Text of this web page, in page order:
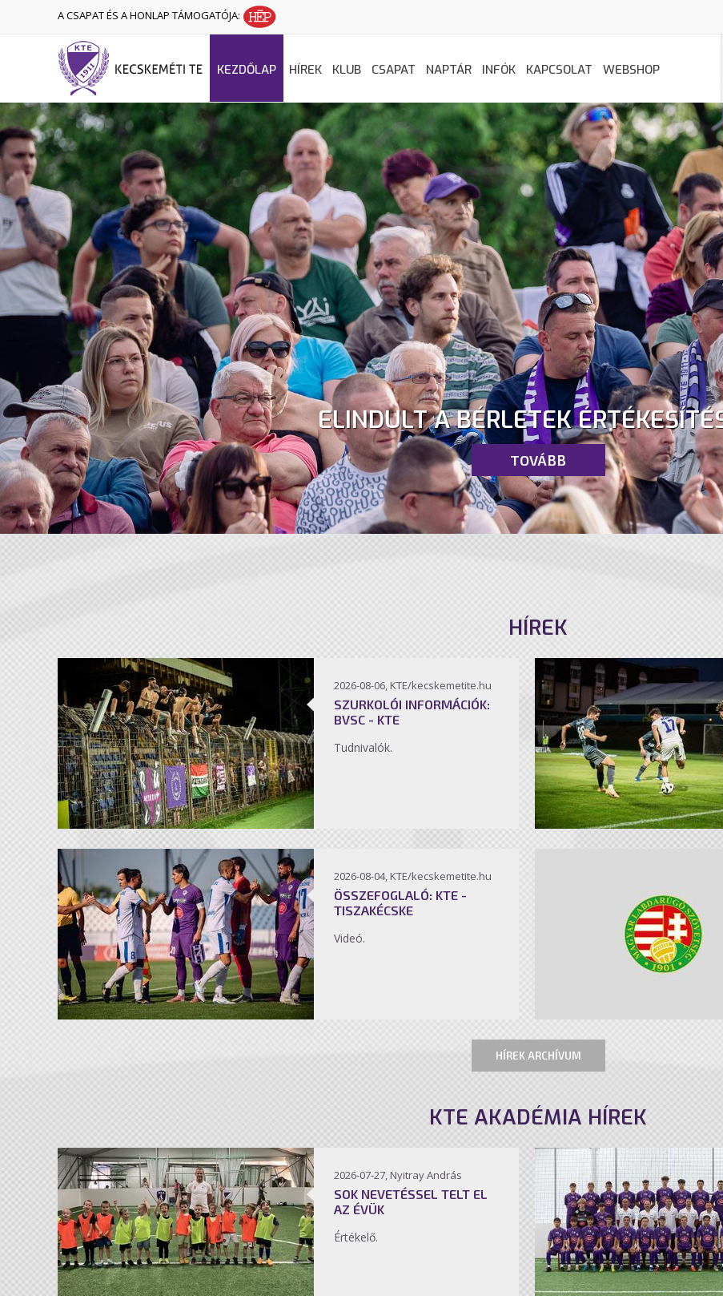
A CSAPAT ÉS A HONLAP TÁMOGATÓJA:
KEZDŐLAP HÍREK KLUB CSAPAT NAPTÁR INFÓK KAPCSOLAT WEBSHOP
ELINDULT A BÉRLETEK
TOVÁBB
HÍREK
2026-08-06, KTE/kecskemetite.hu
SZURKOLÓI INFORMÁCIÓK:
BVSC - KTE
Tudnivalók.
2026-08-04, KTE/kecskemetite.hu
ÖSSZEFOGLALÓ: KTE -
TISZAKÉCSKE
Videó.
HÍREK ARCHÍVUM
KTE AKADÉMIA HÍREK
2026-07-27, Nyitray András
SOK NEVETÉSSEL TELT EL
AZ ÉVÜK
Értékelő.